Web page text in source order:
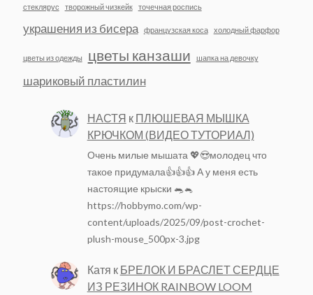
стеклярус творожный чизкейк точечная роспись
украшения из бисера французская коса холодный фарфор
цветы из одежды цветы канзаши шапка на девочку
шариковый пластилин
НАСТЯ к ПЛЮШЕВАЯ МЫШКА
КРЮЧКОМ (ВИДЕО ТУТОРИАЛ)
Очень милые мышата 💖😍молодец что
такое придумала👍👍👍 А у меня есть
настоящие крыски 🐀🐁
https://hobbymo.com/wp-
content/uploads/2025/09/post-crochet-
plush-mouse_500px-3.jpg
Катя к БРЕЛОК И БРАСЛЕТ СЕРДЦЕ
ИЗ РЕЗИНОК RAINBOW LOOM